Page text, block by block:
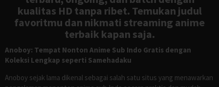
kualitas HD tanpa ribet. Temukan judul
favoritmu dan nikmati streaming anime
terbaik kapan saja.
Anoboy: Tempat Nonton Anime Sub Indo Gratis dengan
Koleksi Lengkap seperti Samehadaku
Anoboy sejak lama dikenal sebagai salah satu situs yang menawarkan